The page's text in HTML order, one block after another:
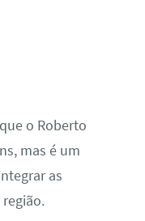
o Roberto
mas é um
as